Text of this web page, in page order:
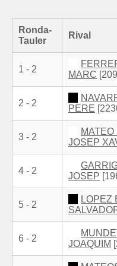
Ronda-
Tauler
Rival
1 - 2
MARC
2 - 2
PERE
3 - 2
MATEO
JOSEP
4 - 2
JOSEP
5 - 2
LOPEZ
6 - 2
JOAQUIM